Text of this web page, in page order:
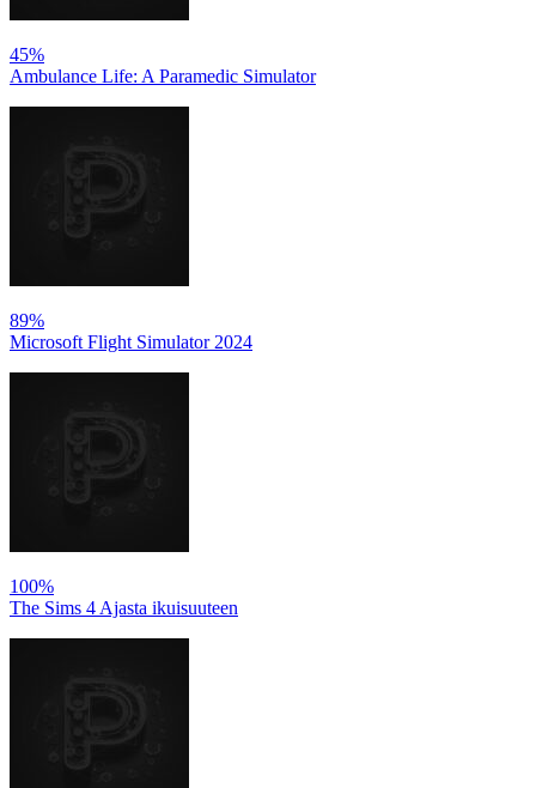
45%
Ambulance Life: A Paramedic Simulator
89%
Microsoft Flight Simulator 2024
100%
The Sims 4 Ajasta ikuisuuteen